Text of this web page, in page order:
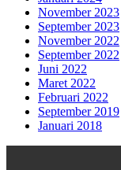
November 2023
September 2023
November 2022
September 2022
Juni 2022
Maret 2022
Februari 2022
September 2019
Januari 2018